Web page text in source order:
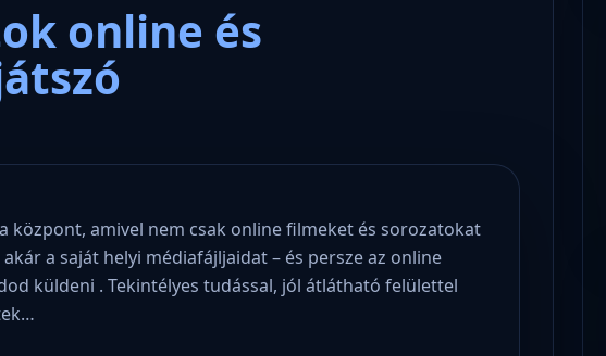
online és
központ, amivel nem csak online filmeket és sorozatokat
a saját helyi médiafájljaidat – és persze az online
küldeni . Tekintélyes tudással, jól átlátható felülettel